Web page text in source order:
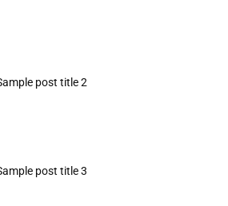
post title 2
post title 3